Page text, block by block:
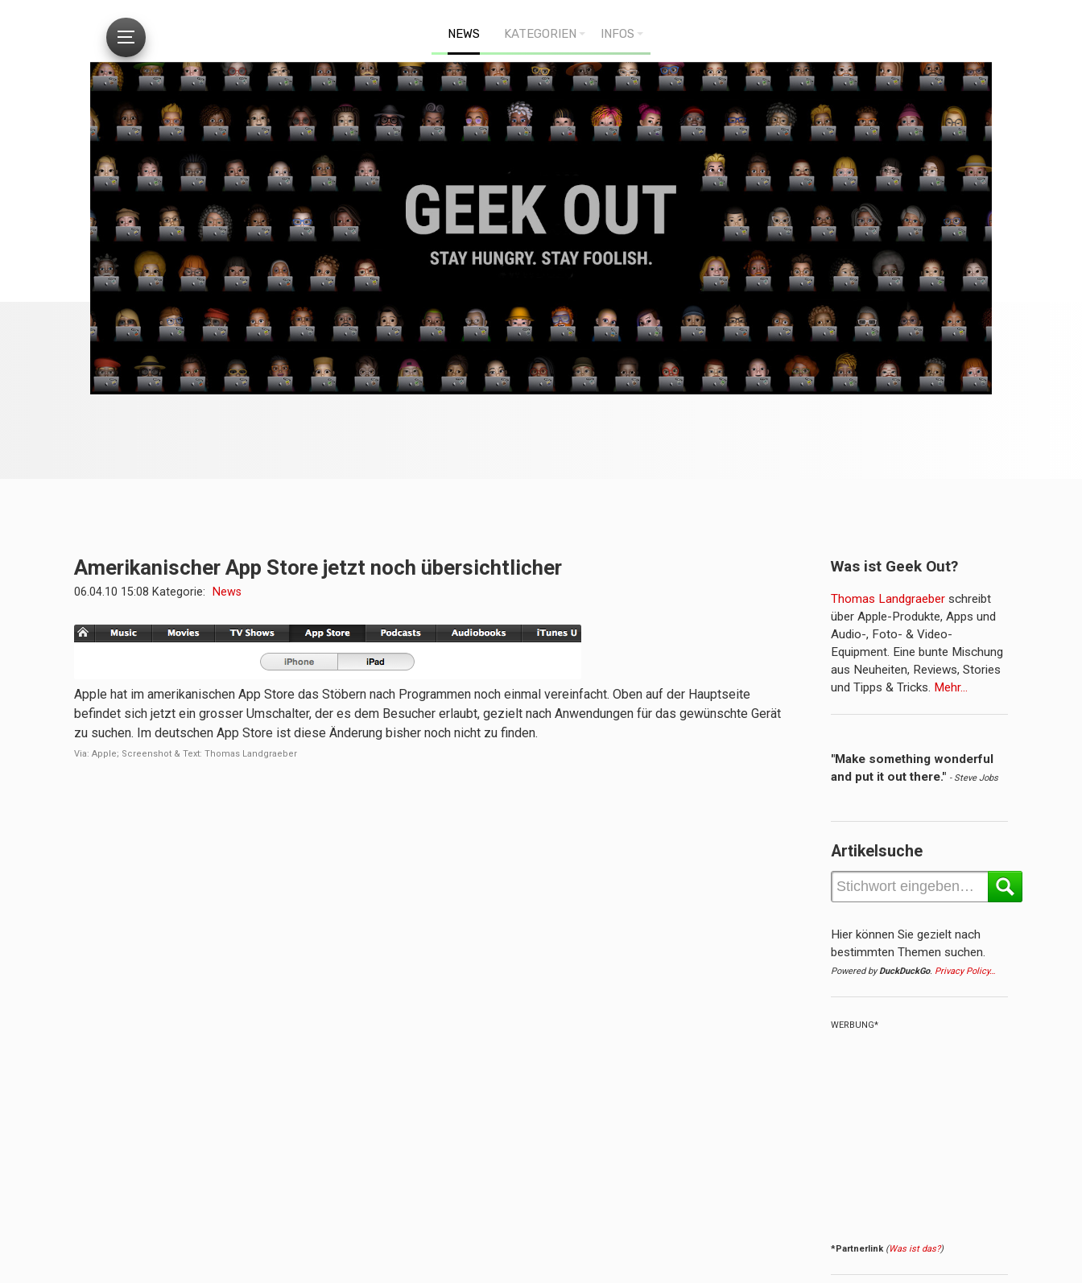
NEWS KATEGORIEN INFOS
Amerikanischer App Store jetzt noch übersichtlicher
06.04.10 15:08 Kategorie: News
Apple hat im amerikanischen App Store das Stöbern nach Programmen noch einmal vereinfacht. Oben auf der Hauptseite
befindet sich jetzt ein grosser Umschalter, der es dem Besucher erlaubt, gezielt nach Anwendungen für das gewünschte Gerät
zu suchen. Im deutschen App Store ist diese Änderung bisher noch nicht zu finden.
Via: Apple; Screenshot & Text: Thomas Landgraeber
Was ist Geek Out?
Thomas Landgraeber schreibt
über Apple-Produkte, Apps und
Audio-, Foto- & Video-
Equipment. Eine bunte Mischung
aus Neuheiten, Reviews, Stories
und Tipps & Tricks. Mehr…
"Make something wonderful
and put it out there." - Steve Jobs
Artikelsuche
Hier können Sie gezielt nach
bestimmten Themen suchen.
Powered byDuckDuckGo. Privacy Policy…
WERBUNG*
*Partnerlink (Was ist das?)